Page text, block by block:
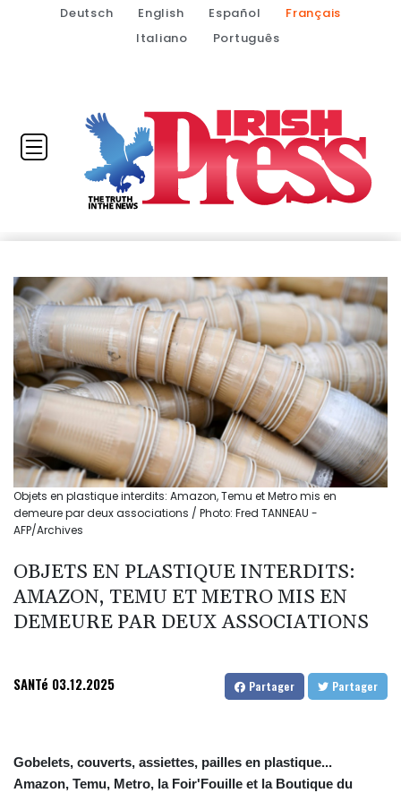
Deutsch English Español
Français
Italiano
Português
Objets en plastique interdits: Amazon, Temu et Metro mis en
demeure par deux associations / Photo: Fred TANNEAU -
AFP/Archives
OBJETS EN PLASTIQUE INTERDITS:
AMAZON, TEMU ET METRO MIS EN
DEMEURE PAR DEUX ASSOCIATIONS
SANTé 03.12.2025 Partager Partager
Gobelets, couverts, assiettes, pailles en plastique...
Amazon, Temu, Metro, la Foir'Fouille et la Boutique du